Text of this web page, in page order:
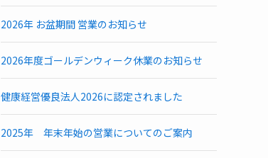
2026年 お盆期間 営業のお知らせ
2026年度ゴールデンウィーク休業のお知らせ
健康経営優良法人2026に認定されました
2025年 年末年始の営業についてのご案内